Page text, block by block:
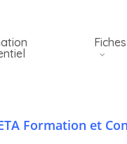
Formation et